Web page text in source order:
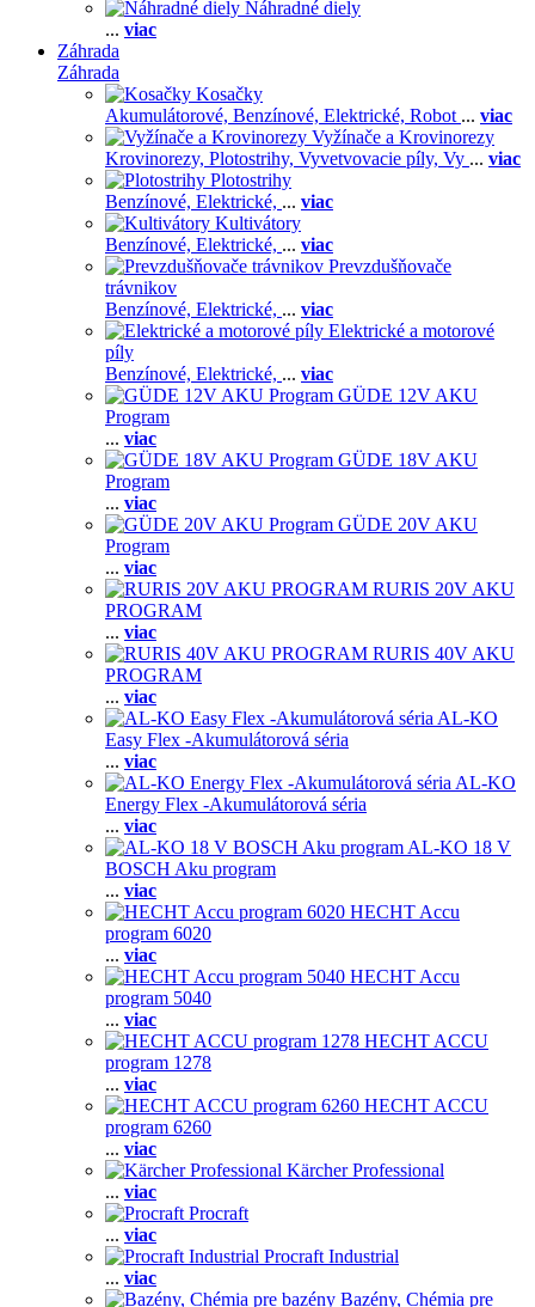
Náhradné diely
... viac
Záhrada
Záhrada
Kosačky
Akumulátorové, Benzínové, Elektrické, Robot ... viac
Vyžínače a Krovinorezy
Krovinorezy, Plotostrihy, Vyvetvovacie píly, Vy ... viac
Plotostrihy
Benzínové, Elektrické, ... viac
Kultivátory
Benzínové, Elektrické, ... viac
Prevzdušňovače
trávnikov
Benzínové, Elektrické, ... viac
Elektrické a motorové
píly
Benzínové, Elektrické, ... viac
GÜDE 12V AKU
Program
... viac
GÜDE 18V AKU
Program
... viac
GÜDE 20V AKU
Program
... viac
RURIS 20V AKU
PROGRAM
... viac
RURIS 40V AKU
PROGRAM
... viac
AL-KO
Easy Flex -Akumulátorová séria
... viac
AL-KO
Energy Flex -Akumulátorová séria
... viac
AL-KO 18 V
BOSCH Aku program
... viac
HECHT Accu
program 6020
... viac
HECHT Accu
program 5040
... viac
HECHT ACCU
program 1278
... viac
HECHT ACCU
program 6260
... viac
Kärcher Professional
... viac
Procraft
... viac
Procraft Industrial
... viac
Bazény, Chémia pre